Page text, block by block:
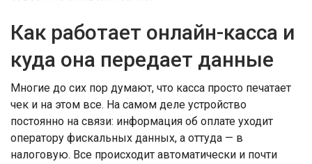
Как работает онлайн-касса и
куда она передает данные
Многие до сих пор думают, что касса просто печатает
чек и на этом все. На самом деле устройство
постоянно на связи: информация об оплате уходит
оператору фискальных данных, а оттуда — в
налоговую. Все происходит автоматически и почти